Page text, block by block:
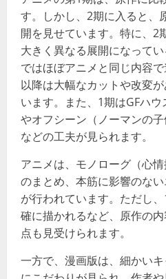
す。しかし、2期に入ると、
開を見せています。特に、2
大きく異なる展開になって
ではほぼアニメと同じ内容
以降は大幅なカットや改変
います​​。また、1期はGFハ
やオフシーン（ノーマンの
などの工夫が見られます​​。
アニメは、モノローグ（心
のまとめ、本筋に影響のな
が行われています。ただし
確に描かれるなど、原作の
点も見受けられます​​。
一方で、漫画版は、細かい